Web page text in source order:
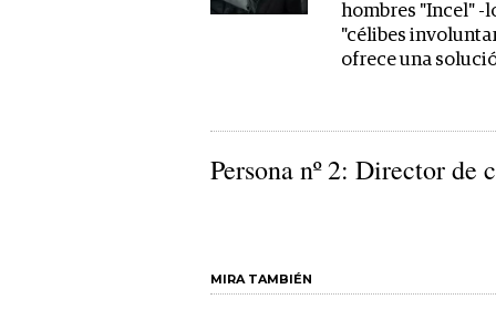
hombres "Incel" -
"célibes
ofrece una
Persona nº 2: Director de
MIRA TAMBIÉN